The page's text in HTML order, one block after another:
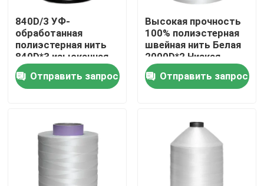
Контроль качества
Свяжитесь с нами
Высокий поток полиэстера цепкости
Нить из высокопрочных полиэфирных нитей
840D/3 УФ-
обработанная
полиэстерная нить
840D*3 изысканная
полиэстерная
вышивка
Отправить запрос
Высокая прочность
100% полиэстерная
швейная нить Белая
2000D*2 Низкая
усадка
Отправить запрос